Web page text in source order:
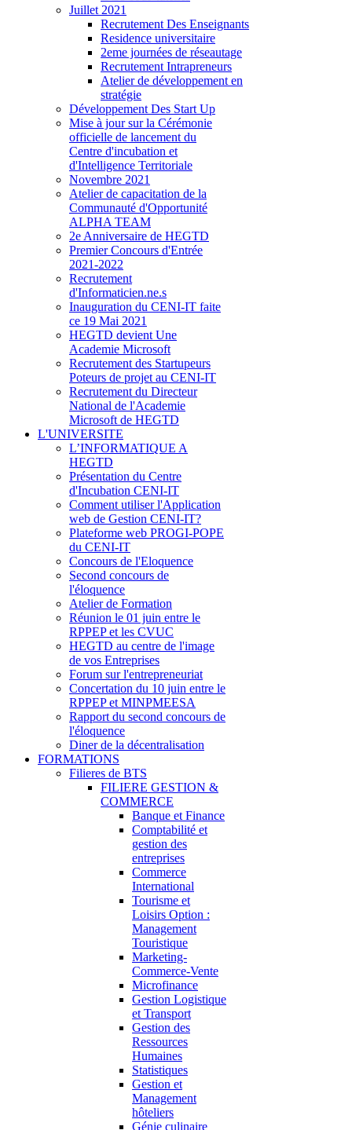
Juillet 2021
Recrutement Des Enseignants
Residence universitaire
2eme journées de réseautage
Recrutement Intrapreneurs
Atelier de développement en
stratégie
Développement Des Start Up
Mise à jour sur la Cérémonie
officielle de lancement du
Centre d'incubation et
d'Intelligence Territoriale
Novembre 2021
Atelier de capacitation de la
Communauté d'Opportunité
ALPHA TEAM
2e Anniversaire de HEGTD
Premier Concours d'Entrée
2021-2022
Recrutement
d'Informaticien.ne.s
Inauguration du CENI-IT faite
ce 19 Mai 2021
HEGTD devient Une
Academie Microsoft
Recrutement des Startupeurs
Poteurs de projet au CENI-IT
Recrutement du Directeur
National de l'Academie
Microsoft de HEGTD
L'UNIVERSITE
L’INFORMATIQUE A
HEGTD
Présentation du Centre
d'Incubation CENI-IT
Comment utiliser l'Application
web de Gestion CENI-IT?
Plateforme web PROGI-POPE
du CENI-IT
Concours de l'Eloquence
Second concours de
l'éloquence
Atelier de Formation
Réunion le 01 juin entre le
RPPEP et les CVUC
HEGTD au centre de l'image
de vos Entreprises
Forum sur l'entrepreneuriat
Concertation du 10 juin entre le
RPPEP et MINPMEESA
Rapport du second concours de
l'éloquence
Diner de la décentralisation
FORMATIONS
Filieres de BTS
FILIERE GESTION &
COMMERCE
Banque et Finance
Comptabilité et
gestion des
entreprises
Commerce
International
Tourisme et
Loisirs Option :
Management
Touristique
Marketing-
Commerce-Vente
Microfinance
Gestion Logistique
et Transport
Gestion des
Ressources
Humaines
Statistiques
Gestion et
Management
hôteliers
Génie culinaire